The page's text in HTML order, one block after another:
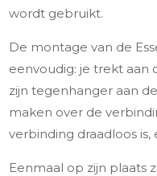
wordt gebruikt.
De montage van de
eenvoudig: je trekt aan
zijn tegenhanger aan
maken over de
verbinding draadloos is,
Eenmaal op zijn plaats